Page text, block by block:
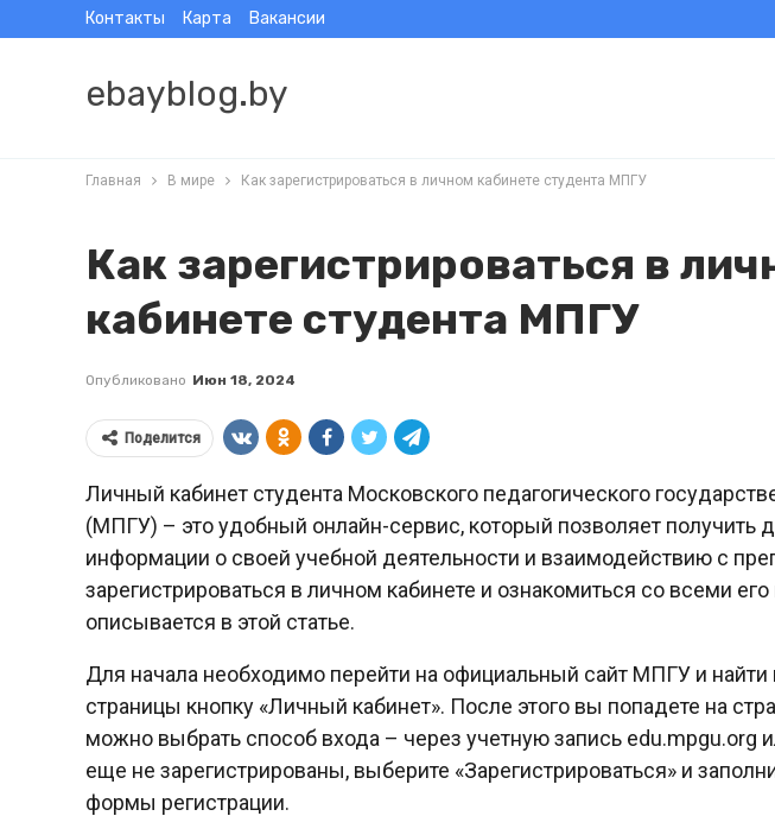
Контакты Карта Вакансии
ebayblog.by
Главная В мире Как зарегистрироваться в личном кабинете студента МПГУ
Как зарегистрироваться в
кабинете студента МПГУ
Опубликовано Июн 18, 2024
Поделится
Личный кабинет студента Московского педагогического
(МПГУ) – это удобный онлайн-сервис, который позволяет получить
информации о своей учебной деятельности и взаимодействию с
зарегистрироваться в личном кабинете и ознакомиться со всеми
описывается в этой статье.
Для начала необходимо перейти на официальный сайт МПГУ и найти
страницы кнопку «Личный кабинет». После этого вы попадете на
можно выбрать способ входа – через учетную запись edu.mpgu.org
еще не зарегистрированы, выберите «Зарегистрироваться» и
формы регистрации.